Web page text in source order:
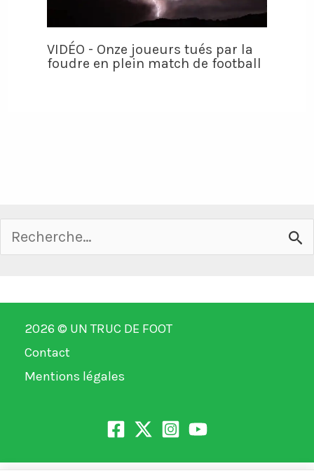
VIDÉO - Onze joueurs tués par la
foudre en plein match de football
Rechercher :
2026 © UN TRUC DE FOOT
Contact
Mentions légales